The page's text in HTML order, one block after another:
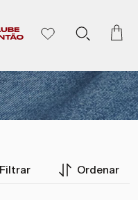
Filtrar Ordenar